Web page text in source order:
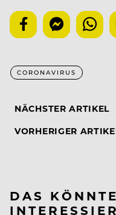
CORONAVIRUS
NÄCHSTER ARTIKEL
VORHERIGER
DAS